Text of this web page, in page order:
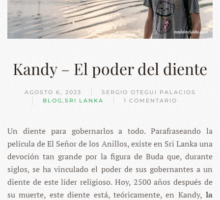
Kandy – El poder del diente
AGOSTO 6, 2023
SERGIO OTEGUI PALACIOS
BLOG, SRI LANKA 1 COMENTARIO
EN
EL
DEL
DIENTE
Un diente para gobernarlos a todo. Parafraseando la
película de El Señor de los Anillos, existe en Sri Lanka una
devoción tan grande por la figura de Buda que, durante
siglos, se ha vinculado el poder de sus gobernantes a un
diente de este líder religioso. Hoy, 2500 años después de
su muerte, este diente está, teóricamente, en Kandy, la